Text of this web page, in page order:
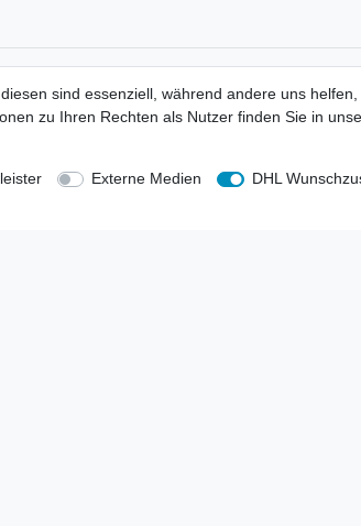
- rechtssicher verkaufen
Kataloge
uns
sind essenziell, während andere uns
zu Ihren Rechten als Nutzer finden Sie in
Externe Medien
DHL